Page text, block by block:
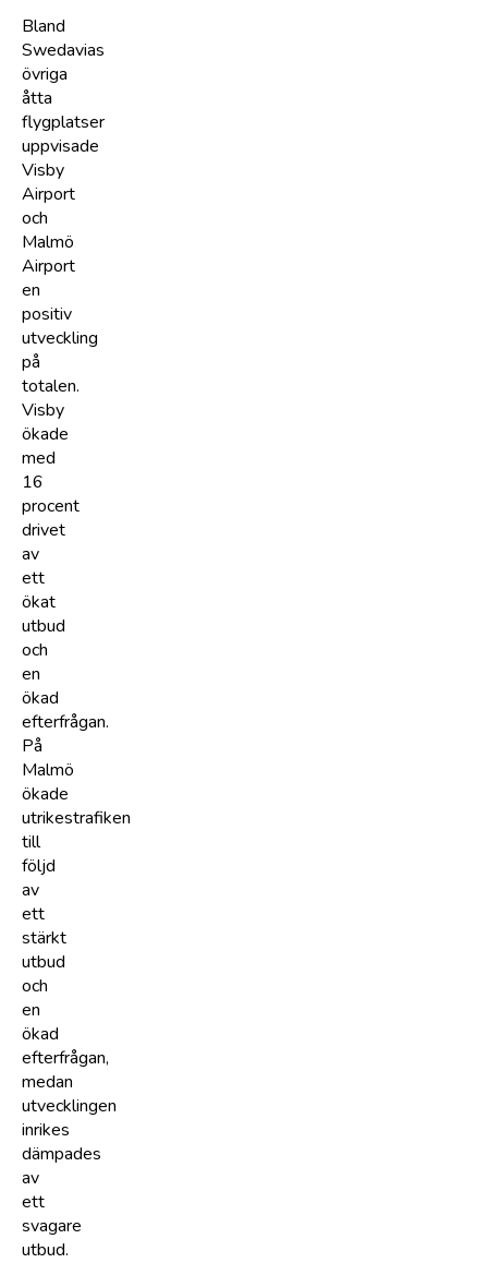
Bland
Swedavias
övriga
åtta
flygplatser
uppvisade
Visby
Airport
och
Malmö
Airport
en
positiv
utveckling
på
totalen.
Visby
ökade
med
16
procent
drivet
av
ett
ökat
utbud
och
en
ökad
efterfrågan.
På
Malmö
ökade
utrikestrafiken
till
följd
av
ett
stärkt
utbud
och
en
ökad
efterfrågan,
medan
utvecklingen
inrikes
dämpades
av
ett
svagare
utbud.